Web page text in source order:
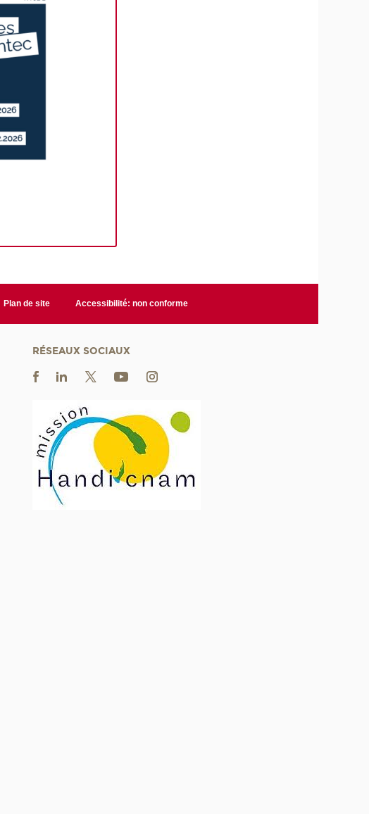
Plan de site Accessibilité: non conforme
RÉSEAUX SOCIAUX